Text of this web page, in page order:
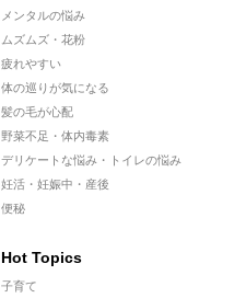
メンタルの悩み
ムズムズ・花粉
疲れやすい
体の巡りが気になる
髪の毛が心配
野菜不足・体内毒素
デリケートな悩み・トイレの悩み
妊活・妊娠中・産後
便秘
Hot Topics
子育て